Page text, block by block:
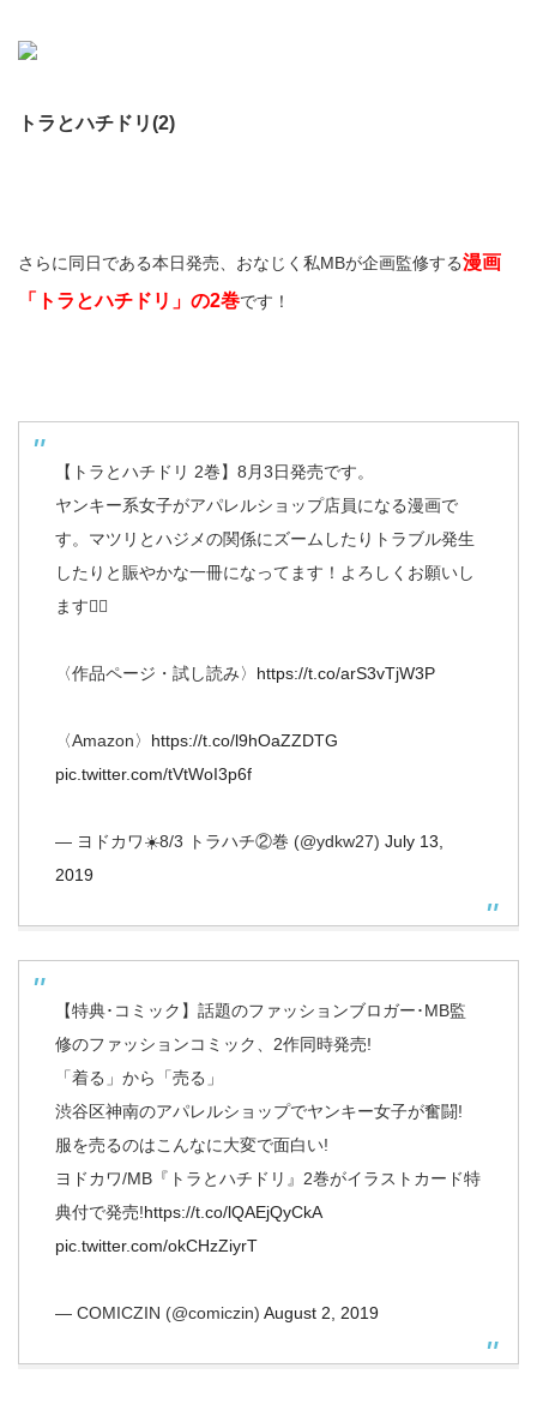
トラとハチドリ(2)
さらに同日である本日発売、おなじく私MBが企画監修する漫画
「トラとハチドリ」の2巻です！
【トラとハチドリ 2巻】8月3日発売です。
ヤンキー系女子がアパレルショップ店員になる漫画で
す。マツリとハジメの関係にズームしたりトラブル発生
したりと賑やかな一冊になってます！よろしくお願いし
ます🙇‍♂️
〈作品ページ・試し読み〉 https://t.co/arS3vTjW3P
〈Amazon〉 https://t.co/l9hOaZZDTG
pic.twitter.com/tVtWoI3p6f
— ヨドカワ☀️8/3 トラハチ②巻 (@ydkw27) July 13,
2019
【特典･コミック】話題のファッションブロガー･MB監
修のファッションコミック、2作同時発売!
「着る」から「売る」
渋谷区神南のアパレルショップでヤンキー女子が奮闘!
服を売るのはこんなに大変で面白い!
ヨドカワ/MB『トラとハチドリ』2巻がイラストカード特
典付で発売!https://t.co/lQAEjQyCkA
pic.twitter.com/okCHzZiyrT
— COMICZIN (@comiczin) August 2, 2019